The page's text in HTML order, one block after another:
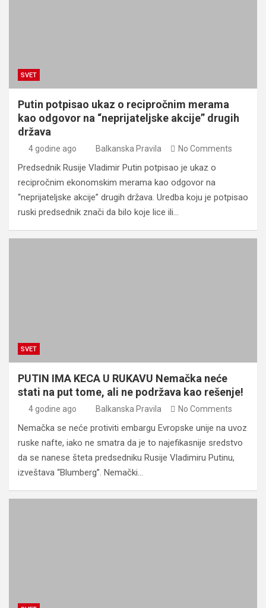
SVET
Putin potpisao ukaz o recipročnim merama
kao odgovor na “neprijateljske akcije” drugih
država
4 godine ago Balkanska Pravila No Comments
Predsednik Rusije Vladimir Putin potpisao je ukaz o
recipročnim ekonomskim merama kao odgovor na
“neprijateljske akcije” drugih država. Uredba koju je potpisao
ruski predsednik znači da bilo koje lice ili…
SVET
PUTIN IMA KECA U RUKAVU Nemačka neće
stati na put tome, ali ne podržava kao rešenje!
4 godine ago Balkanska Pravila No Comments
Nemačka se neće protiviti embargu Evropske unije na uvoz
ruske nafte, iako ne smatra da je to najefikasnije sredstvo
da se nanese šteta predsedniku Rusije Vladimiru Putinu,
izveštava “Blumberg”. Nemački…